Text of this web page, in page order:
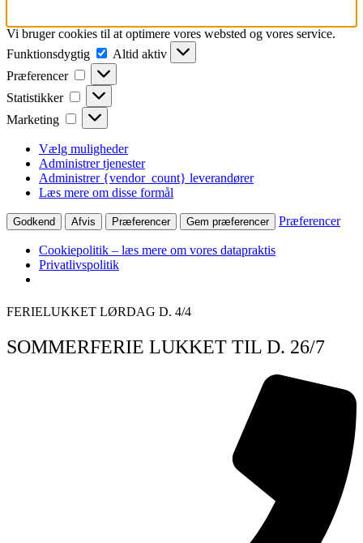
Vi bruger cookies til at optimere vores websted og vores service.
Funktionsdygtig
Funktionsdygtig
Altid aktiv
Præferencer
Præferencer
Statistikker Statistikker
Marketing Marketing
Vælg muligheder
Administrer tjenester
Administrer {vendor_count} leverandører
Læs mere om disse formål
Godkend Afvis Præferencer Gem præferencer Præferencer
Cookiepolitik – læs mere om vores datapraktis
Privatlivspolitik
Videre
til
FERIELUKKET LØRDAG D. 4/4
SOMMERFERIE LUKKET TIL D. 26/7